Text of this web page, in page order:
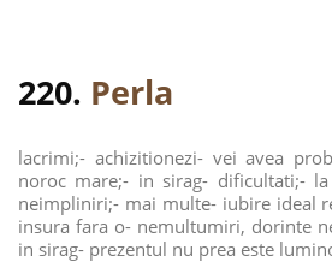
220. Perla
lacrimi;- achizitionezi- vei avea
noroc mare;- in sirag- dificultati;-
neimpliniri;- mai multe- iubire ideal
insura fara o- nemultumiri, dorinte
in sirag- prezentul nu prea este